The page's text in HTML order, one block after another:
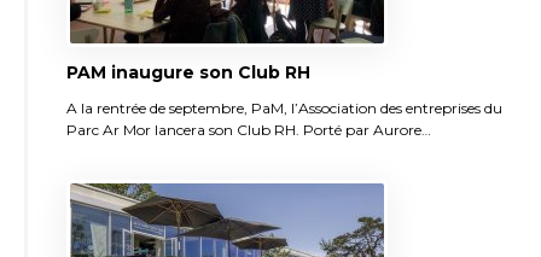
PAM inaugure son Club RH
A la rentrée de septembre, PaM, l’Association des entreprises du
Parc Ar Mor lancera son Club RH. Porté par Aurore…